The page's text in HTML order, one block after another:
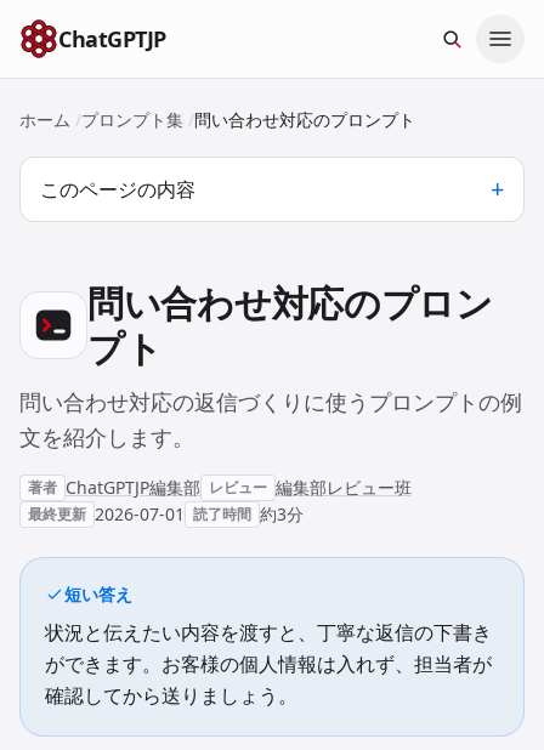
本文へスキップ
ChatGPTJP
ホーム /プロンプト集 /問い合わせ対応のプロンプト
このページの内容
問い合わせ対応のプロン
プト
問い合わせ対応の返信づくりに使うプロンプトの例
文を紹介します。
著者 ChatGPTJP編集部 レビュー 編集部レビュー班
最終更新 2026-07-01 読了時間 約3分
短い答え
状況と伝えたい内容を渡すと、丁寧な返信の下書き
ができます。お客様の個人情報は入れず、担当者が
確認してから送りましょう。